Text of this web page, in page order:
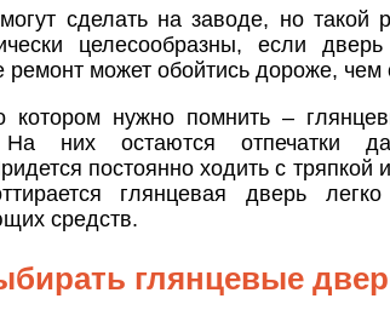
сделать на заводе, но такой
целесообразны, если
ремонт может обойтись дороже, чем
котором нужно помнить –
них остаются отпечатки
постоянно ходить с тряпкой
глянцевая дверь
средств.
глянцевые